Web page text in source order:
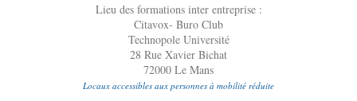
Lieu des formations inter entreprise :
Citavox- Buro Club
Technopole Université
28 Rue Xavier Bichat
72000 Le Mans
Locaux accessibles aux personnes à mobilité réduite